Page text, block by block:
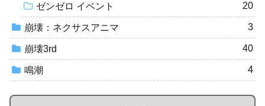
ゼンゼロ イベント 20
崩壊：ネクサスアニマ 3
崩壊3rd 40
鳴潮 4